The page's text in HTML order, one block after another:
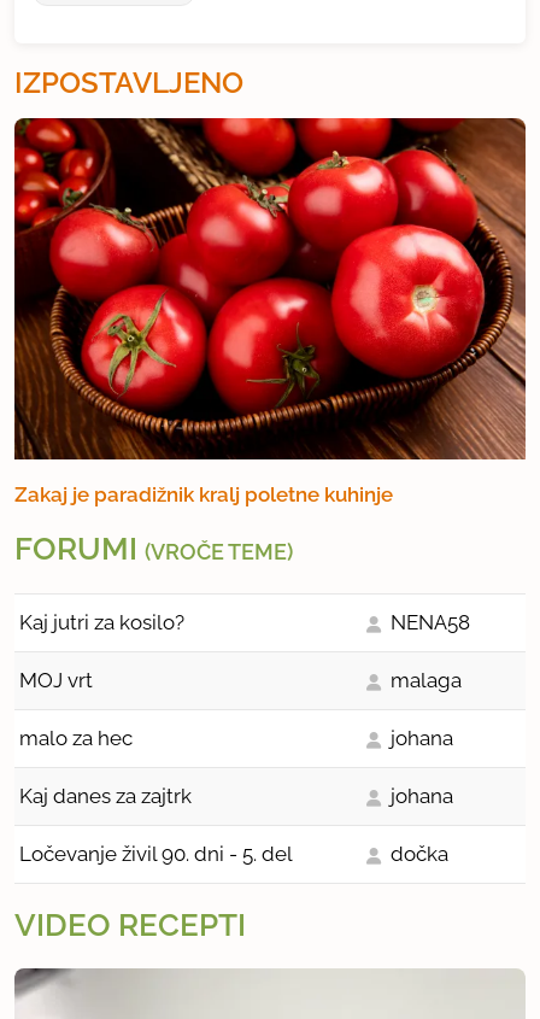
IZPOSTAVLJENO
Zakaj je paradižnik kralj poletne kuhinje
FORUMI (VROČE TEME)
Kaj jutri za kosilo? NENA58
MOJ vrt malaga
malo za hec johana
Kaj danes za zajtrk johana
Ločevanje živil 90. dni - 5. del dočka
VIDEO RECEPTI